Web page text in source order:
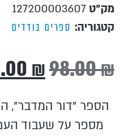
מק"ט 127200003607
קטגוריה: ספרים בודדים
98.00₪
₪
הספר "דור המדבר",
מספר על שעבוד